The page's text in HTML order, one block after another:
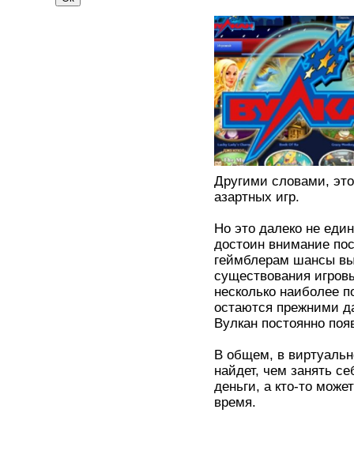
Другими словами,
азартных игр.
Но это далеко не
достоин внимание
геймблерам шансы
существования
несколько наиболее
остаются прежними
Вулкан постоянно
В общем, в
найдет, чем занять
деньги, а кто-то
время.